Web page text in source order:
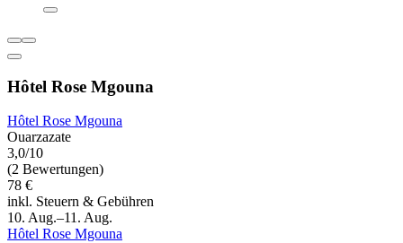
Hôtel Rose Mgouna
Hôtel Rose Mgouna
Ouarzazate
3,0/10
(2 Bewertungen)
78 €
inkl. Steuern & Gebühren
10. Aug.–11. Aug.
Hôtel Rose Mgouna